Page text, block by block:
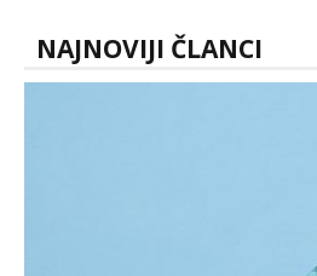
NAJNOVIJI ČLANCI